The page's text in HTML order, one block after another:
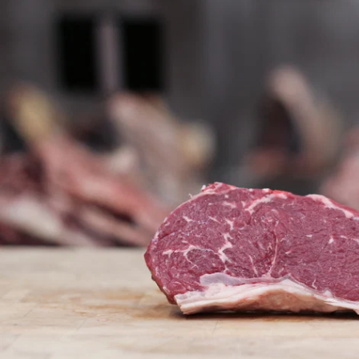
le média 0 en mode modal